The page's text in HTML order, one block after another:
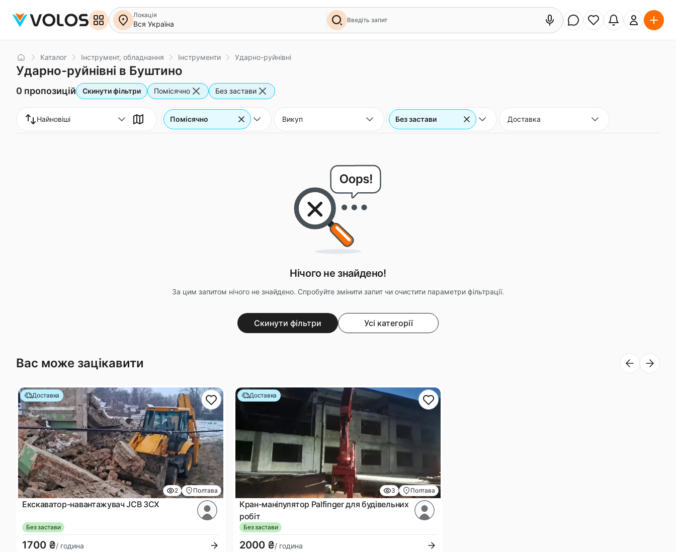
Локація
Вся Україна Введіть запит
ГоловнаКаталог Інструмент, обладнання Інструменти Ударно-руйнівні
Ударно-руйнівні в Буштино
0 пропозицій Скинути фільтри Помісячно Без застави
Помісячно Викуп Без застави Доставка
Найновіші
Нічого не знайдено!
За цим запитом нічого не знайдено. Спробуйте змінити запит чи очистити параметри фільтрації.
Скинути фільтри Усі категорії
Вас може зацікавити
Доставка
2 Полтава
Екскаватор-навантажувач JCB 3CX
Без застави
1700 ₴/ година
Доставка
3 Полтава
Кран-маніпулятор Palfinger для будівельних
робіт
Без застави
2000 ₴/ година